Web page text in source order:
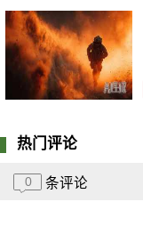
热门评论
0 条评论